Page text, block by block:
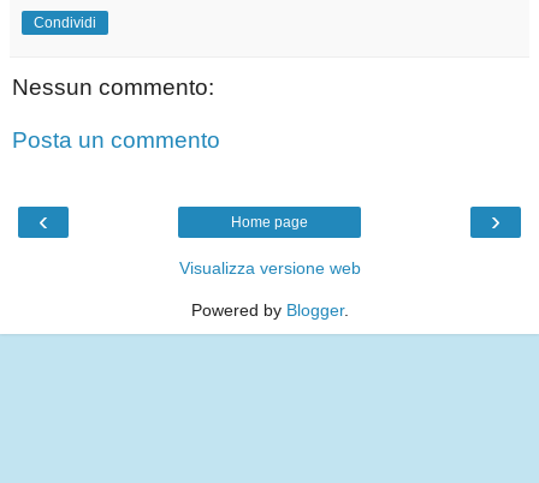
Condividi
Nessun commento:
Posta un commento
‹ ›
Home page
Visualizza versione web
Powered by Blogger.